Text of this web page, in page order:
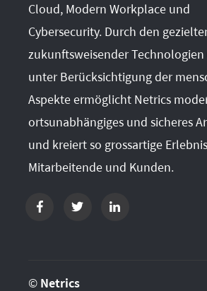
Cloud, Modern Workplace und
Cybersecurity. Durch den
zukunftsweisender Technologien
unter Berücksichtigung der
Aspekte ermöglicht Netrics
ortsunabhängiges und sicheres
und kreiert so grossartige
Mitarbeitende und Kunden.
© Netrics